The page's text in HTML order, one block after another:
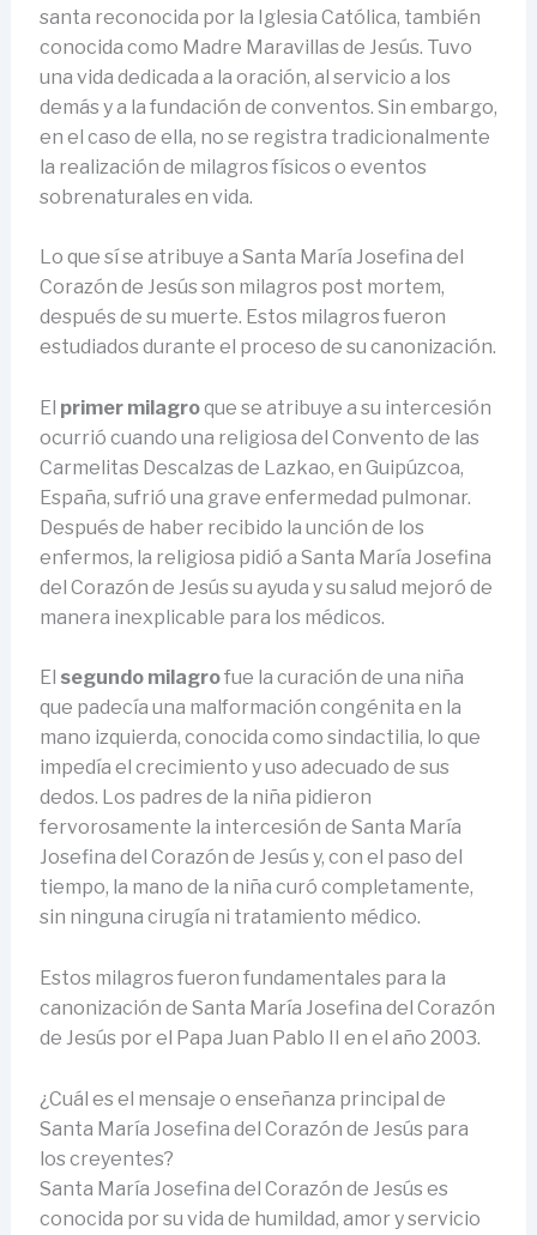
santa reconocida por la Iglesia Católica, también
conocida como Madre Maravillas de Jesús. Tuvo
una vida dedicada a la oración, al servicio a los
demás y a la fundación de conventos. Sin embargo,
en el caso de ella, no se registra tradicionalmente
la realización de milagros físicos o eventos
sobrenaturales en vida.
Lo que sí se atribuye a Santa María Josefina del
Corazón de Jesús son milagros post mortem,
después de su muerte. Estos milagros fueron
estudiados durante el proceso de su canonización.
El primer milagroque se atribuye a su intercesión
ocurrió cuando una religiosa del Convento de las
Carmelitas Descalzas de Lazkao, en Guipúzcoa,
España, sufrió una grave enfermedad pulmonar.
Después de haber recibido la unción de los
enfermos, la religiosa pidió a Santa María Josefina
del Corazón de Jesús su ayuda y su salud mejoró de
manera inexplicable para los médicos.
El segundo milagrofue la curación de una niña
que padecía una malformación congénita en la
mano izquierda, conocida como sindactilia, lo que
impedía el crecimiento y uso adecuado de sus
dedos. Los padres de la niña pidieron
fervorosamente la intercesión de Santa María
Josefina del Corazón de Jesús y, con el paso del
tiempo, la mano de la niña curó completamente,
sin ninguna cirugía ni tratamiento médico.
Estos milagros fueron fundamentales para la
canonización de Santa María Josefina del Corazón
de Jesús por el Papa Juan Pablo II en el año 2003.
¿Cuál es el mensaje o enseñanza principal de
Santa María Josefina del Corazón de Jesús para
los creyentes?
Santa María Josefina del Corazón de Jesús es
conocida por su vida de humildad, amor y servicio